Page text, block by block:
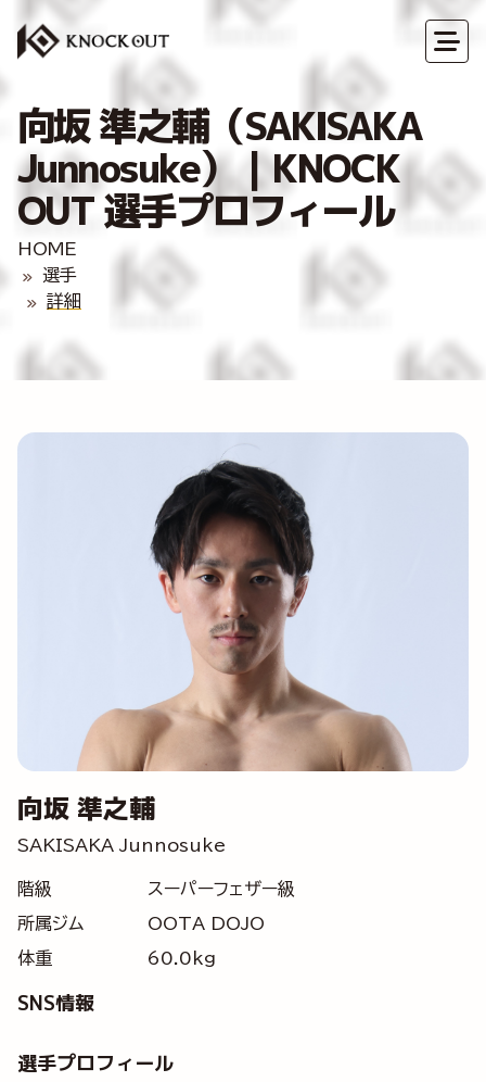
向坂 準之輔（SAKISAKA
Junnosuke）｜KNOCK
OUT 選手プロフィール
HOME
選手
詳細
向坂 準之輔
SAKISAKA Junnosuke
階級
スーパーフェザー級
所属ジム
OOTA DOJO
体重
60.0kg
SNS情報
選手プロフィール